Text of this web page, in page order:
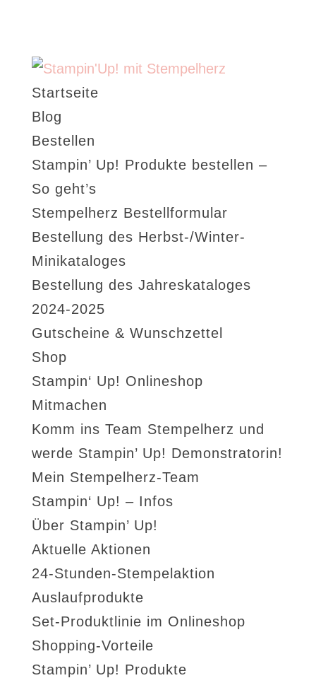
Startseite
Blog
Bestellen
Stampin’ Up! Produkte bestellen –
So geht’s
Stempelherz Bestellformular
Bestellung des Herbst-/Winter-
Minikataloges
Bestellung des Jahreskataloges
2024-2025
Gutscheine & Wunschzettel
Shop
Stampin‘ Up! Onlineshop
Mitmachen
Komm ins Team Stempelherz und
werde Stampin’ Up! Demonstratorin!
Mein Stempelherz-Team
Stampin‘ Up! – Infos
Über Stampin’ Up!
Aktuelle Aktionen
24-Stunden-Stempelaktion
Auslaufprodukte
Set-Produktlinie im Onlineshop
Shopping-Vorteile
Stampin’ Up! Produkte